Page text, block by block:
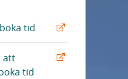
tid
x
att
tid